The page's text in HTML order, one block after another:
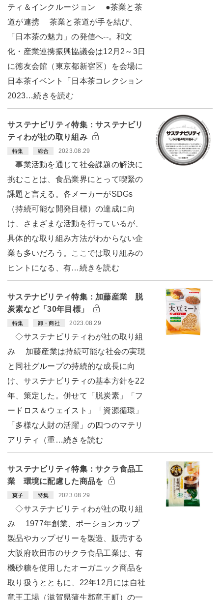
ティ＆インクルージョン ●茶業と茶
道が連携 茶業と茶道が手を結び、
「日本茶の魅力」の発信へ--。和文
化・産業連携振興協議会は12月2～3日
に徳友会館（東京都新宿区）を会場に
日本茶イベント「日本茶コレクション
2023…続きを読む
サステナビリティ特集：サステナビリ
ティわが社の取り組み
特集 総合 2023.08.29
事業活動を通じて社会課題の解決に
挑むことは、食品業界にとって喫緊の
課題と言える。各メーカーがSDGs
（持続可能な開発目標）の達成に向
け、さまざまな活動を行っているが、
具体的な取り組み方法がわからない企
業も多いだろう。ここでは取り組みの
ヒントになる、有…続きを読む
サステナビリティ特集：加藤産業 脱
炭素など「30年目標」
特集 卸・商社 2023.08.29
◇サステナビリティわが社の取り組
み 加藤産業は持続可能な社会の実現
と同社グループの持続的な成長に向
け、サステナビリティの基本方針を22
年、策定した。併せて「脱炭素」「フ
ードロス＆ウェイスト」「資源循環」
「多様な人財の活躍」の四つのマテリ
アリティ（重…続きを読む
サステナビリティ特集：サクラ食品工
業 環境に配慮した商品を
菓子 特集 2023.08.29
◇サステナビリティわが社の取り組
み 1977年創業、ポーションカップ
製品やカップゼリーを製造、販売する
大阪府吹田市のサクラ食品工業は、有
機砂糖を使用したオーガニック商品を
取り扱うとともに、22年12月には自社
竜王工場（滋賀県蒲生郡竜王町）の一